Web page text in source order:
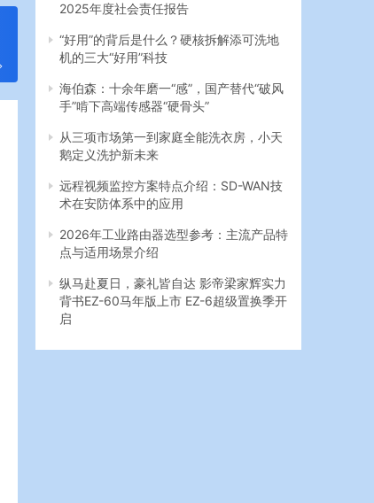
2025年度社会责任报告
“好用”的背后是什么？硬核拆解添可洗地
机的三大“好用”科技
海伯森：十余年磨一“感”，国产替代“破风
手”啃下高端传感器“硬骨头”
从三项市场第一到家庭全能洗衣房，小天
鹅定义洗护新未来
远程视频监控方案特点介绍：SD-WAN技
术在安防体系中的应用
2026年工业路由器选型参考：主流产品特
点与适用场景介绍
纵马赴夏日，豪礼皆自达 影帝梁家辉实力
背书EZ-60马年版上市 EZ-6超级置换季开
启